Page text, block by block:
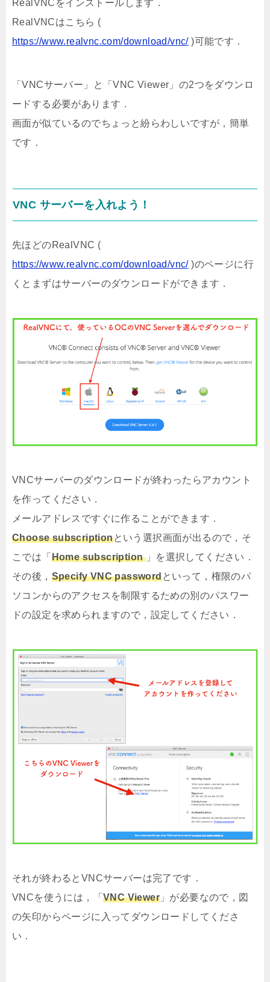
RealVNCをインストールします．
RealVNCはこちら (
https://www.realvnc.com/download/vnc/)可能です．
「VNCサーバー」と「VNC Viewer」の2つをダウンロ
ードする必要があります．
画面が似ているのでちょっと紛らわしいですが，簡単
です．
VNC サーバーを入れよう！
先ほどのRealVNC (
https://www.realvnc.com/download/vnc/)のページに行
くとまずはサーバーのダウンロードができます．
VNCサーバーのダウンロードが終わったらアカウント
を作ってください．
メールアドレスですぐに作ることができます．
Choose subscriptionという選択画面が出るので，そ
こでは「 Home subscription 」を選択してください．
その後， Specify VNC passwordといって，権限のパ
ソコンからのアクセスを制限するための別のパスワー
ドの設定を求められますので，設定してください．
それが終わるとVNCサーバーは完了です．
VNCを使うには，「 VNC Viewer 」が必要なので，図
の矢印からページに入ってダウンロードしてくださ
い．